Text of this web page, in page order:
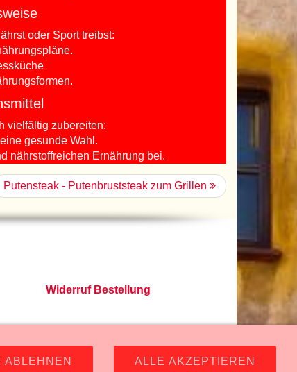
oder Sport treibst:
vielfältig zubereiten:
gesunde Wahl.
nährstoffreichen Ernährung bei.
Putensteak - Putenbruststeak zum Grillen
Widerruf Bestellung
-
ALLE AKZEPTIEREN
ABLEHNEN